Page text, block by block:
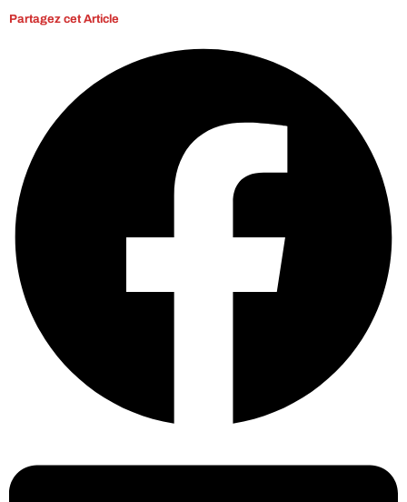
Partagez cet Article